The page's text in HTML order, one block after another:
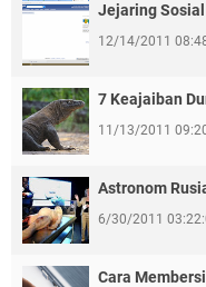
Jejaring
12/14/2011
7 Keajaiban
11/13/2011
Astronom
6/30/2011
Cara